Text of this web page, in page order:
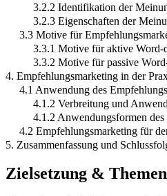
3.2.2 Identifikation der
3.2.3 Eigenschaften der
3.3 Motive für
3.3.1 Motive für aktive Word-
3.3.2 Motive für passive
4. Empfehlungsmarketing in der
4.1 Anwendung des
4.1.2 Verbreitung und
4.1.2 Anwendungsformen
4.2 Empfehlungsmarketing für
5. Zusammenfassung und
Zielsetzung & Themen